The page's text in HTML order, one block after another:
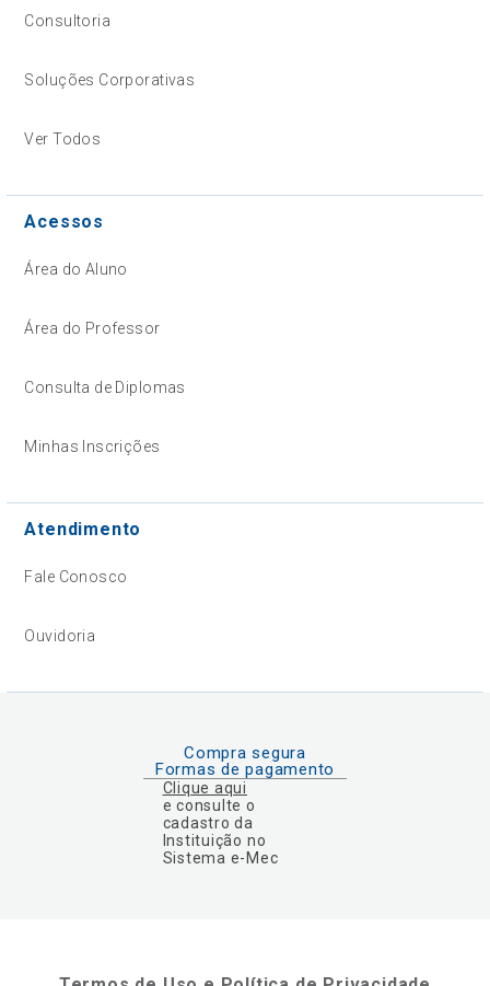
Consultoria
Soluções Corporativas
Ver Todos
Acessos
Área do Aluno
Área do Professor
Consulta de Diplomas
Minhas Inscrições
Atendimento
Fale Conosco
Ouvidoria
Compra segura
Formas de pagamento
Clique aqui
e consulte o
cadastro da
Instituição no
Sistema e-Mec